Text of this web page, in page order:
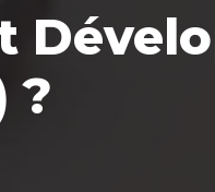
?